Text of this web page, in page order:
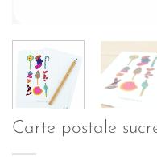
Carte postale